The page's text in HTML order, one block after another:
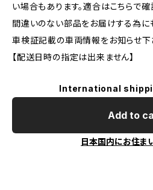
い場合もあります。適合はこちらで確
間違いのない部品をお届けする為
車検証記載の車両情報をお知らせ下
【配送日時の指定は出来ません】
International
Add to
日本国内にお住ま